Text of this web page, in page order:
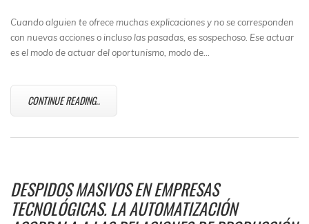
Cuando alguien te ofrece muchas explicaciones y no se corresponden
con nuevas acciones o incluso las pasadas, es sospechoso. Ese actuar
es el modo de actuar del oportunismo, modo de…
CONTINUE READING..
DESPIDOS MASIVOS EN EMPRESAS
TECNOLÓGICAS. LA AUTOMATIZACIÓN